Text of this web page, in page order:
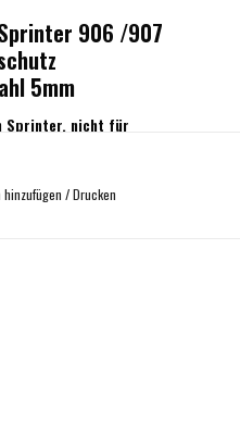
Sprinter 906 /907
5mm
Sprinter, nicht für
Beschädigungen
Bohren
hinzufügen /Drucken